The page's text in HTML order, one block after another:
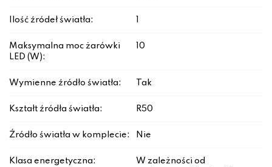
Ilość źródeł światła:
Maksymalna moc żarówki
LED (W):
10
Wymienne źródło światła: Tak
Kształt źródła światła: R50
Źródło światła w komplecie: Nie
Klasa energetyczna:
W zależności od